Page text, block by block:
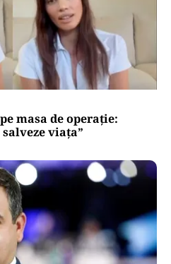
masa de operație:
viața”